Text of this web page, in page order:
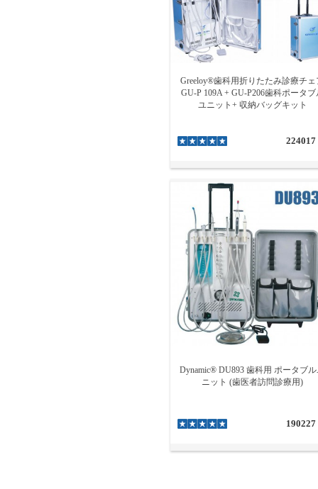
Greeloy®歯科用折りたたみ診療チェ
GU-P 109A + GU-P206歯科ポータブ
ユニット+ 収納バッグキット
224017
Dynamic® DU893 歯科用 ポータブ
ニット (歯医者訪問診療用)
190227